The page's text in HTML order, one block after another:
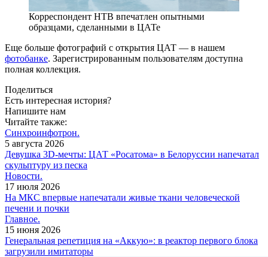
Корреспондент НТВ впечатлен опытными
образцами, сделанными в ЦАТе
Еще больше фотографий с открытия ЦАТ — в нашем
фотобанке. Зарегистрированным пользователям доступна
полная коллекция.
Поделиться
Есть интересная история?
Напишите нам
Читайте также:
Синхроинфотрон.
5 августа 2026
Девушка 3D-мечты: ЦАТ «Росатома» в Белоруссии напечатал
скульптуру из песка
Новости.
17 июля 2026
На МКС впервые напечатали живые ткани человеческой
печени и почки
Главное.
15 июня 2026
Генеральная репетиция на «Аккую»: в реактор первого блока
загрузили имитаторы